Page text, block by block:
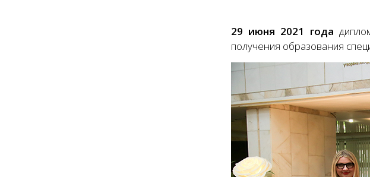
29 июня 2021 года
получения образования